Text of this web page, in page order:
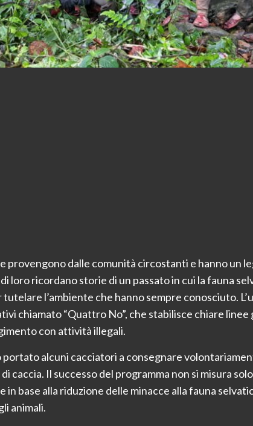
provengono dalle comunità circostanti e hanno un
loro ricordano storie di un passato in cui la fauna
l’ambiente che hanno sempre conosciuto.
chiamato “Quattro No”, che stabilisce chiare linee
con attività illegali.
portato alcuni cacciatori a consegnare
caccia. Il successo del programma non si misura
base alla riduzione delle minacce alla fauna
animali.